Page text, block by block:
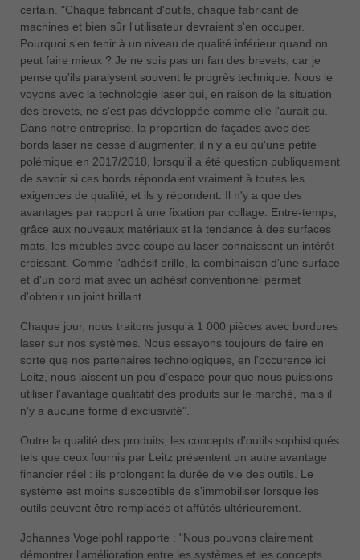
certain. "Chaque fabricant d'outils, chaque fabricant de
machines et bien sûr l'utilisateur devraient s'en occuper.
Pourquoi s'en tenir à un niveau de qualité inférieur quand on
peut faire mieux ? Je ne suis pas un fan des brevets, car je
pense qu'ils paralysent souvent le progrès technique. Nous le
voyons avec la technologie laser qui, en raison de la situation
des brevets, ne s'est pas développée comme elle l'aurait pu.
Dans notre entreprise, la proportion de façades avec des
bords laser ne cesse d'augmenter, il n'y a eu qu'une petite
polémique en 2017/2018, lorsqu'il a été question publiquement
de savoir si ces bords répondaient vraiment à toutes les
exigences de qualité, et ils y répondent. Il n'y a que des
avantages par rapport à une fixation par collage. Entre-temps,
grâce aux nouveaux matériaux et la tendance à des surfaces
mats, les meubles avec coupe au laser connaissent un intérêt
croissant. Comme l'adhésif brille, la combinaison d'une surface
et d'un bord mat avec un adhésif conventionnel permet
d'obtenir un joint brillant.
Chaque jour, nous traitons jusqu'à 1 000 pièces avec bordures
laser sur nos systèmes. Nous essayons toujours de faire en
sorte que nos partenaires technologiques, en l'occurence ici
Leitz, nous laissent un peu d'espace pour que nous puissions
utiliser l'avantage qualitatif des produits sur le marché, mais il
n'y a aucune forme d'exclusivité".
Outre la qualité des produits, les concepts d'outils sophistiqués
tels que ceux fournis par Leitz présentent un autre avantage
financier réel : ils prolongent la durée de vie des outils. Le
système est moins susceptible de s'immobiliser lorsque les
outils peuvent être remplacés et affûtés ultérieurement.
Johannes Vogelpohl rapporte : "Nous pouvons clairement
démontrer l'amélioration entre les systèmes et les concepts